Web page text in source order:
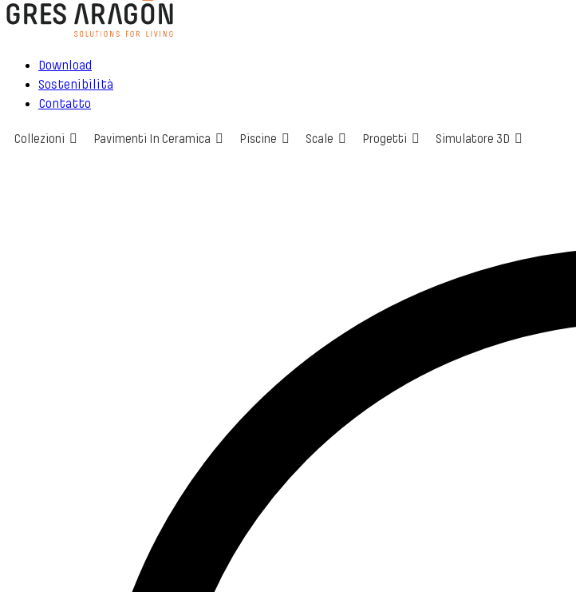
Download
Sostenibilità
Contatto
Collezioni Pavimenti In Ceramica Piscine Scale Progetti Simulatore 3D